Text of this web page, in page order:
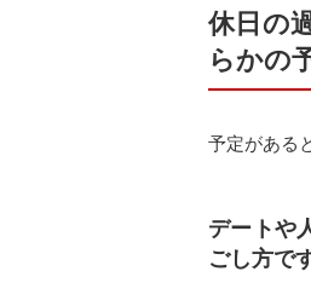
休日の
らかの
予定がある
デートや
ごし方で